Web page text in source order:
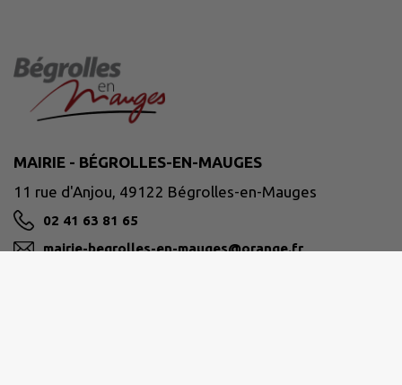
MAIRIE - BÉGROLLES-EN-MAUGES
11 rue d'Anjou, 49122 Bégrolles-en-Mauges
02 41 63 81 65
mairie-begrolles-en-mauges@orange.fr